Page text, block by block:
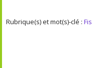
Rubrique(s) et mot(s)-clé :